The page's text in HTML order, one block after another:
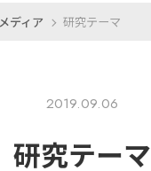
メディア 研究テーマ
2019.09.06
研究テーマ